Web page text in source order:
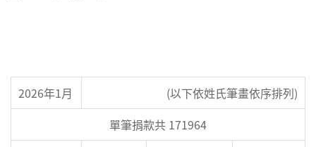
2026年1月
(以下依姓氏筆畫依序排列)
單筆捐款共 171964